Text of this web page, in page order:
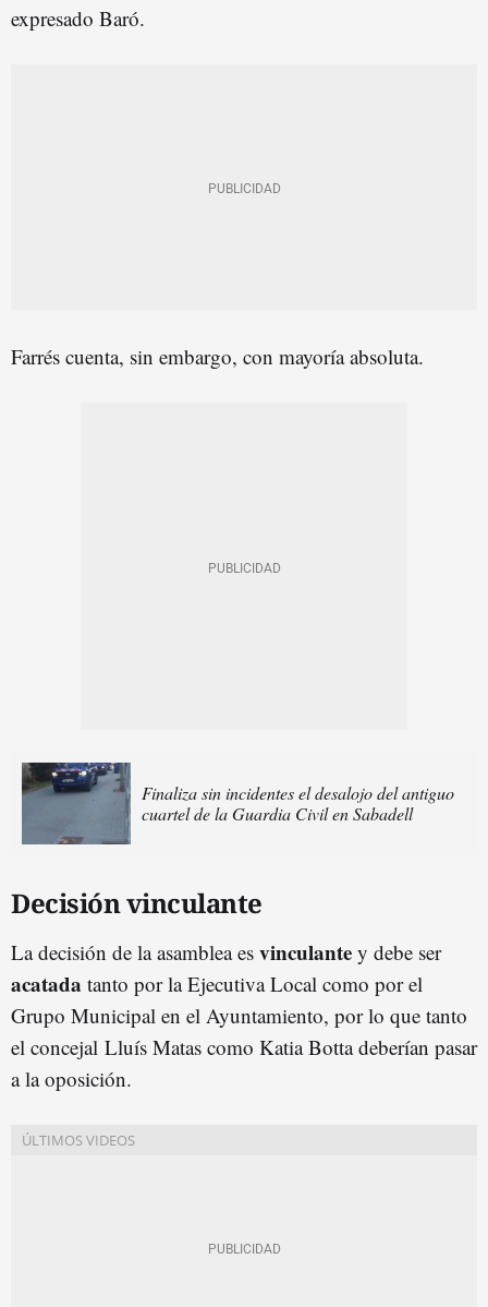
expresado Baró.
Farrés cuenta, sin embargo, con mayoría absoluta.
Finaliza sin incidentes el desalojo del antiguo
cuartel de la Guardia Civil en Sabadell
Decisión vinculante
La decisión de la asamblea es vinculante y debe ser
acatada tanto por la Ejecutiva Local como por el
Grupo Municipal en el Ayuntamiento, por lo que tanto
el concejal Lluís Matas como Katia Botta deberían pasar
a la oposición.